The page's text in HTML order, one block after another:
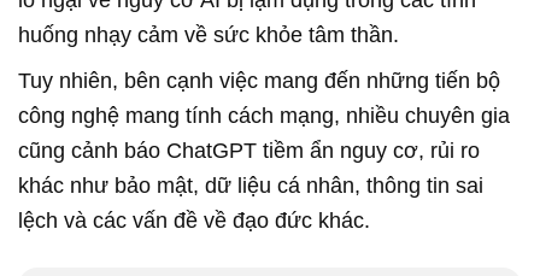
huống nhạy cảm về sức khỏe tâm thần.
Tuy nhiên, bên cạnh việc mang đến những tiến bộ
công nghệ mang tính cách mạng, nhiều chuyên gia
cũng cảnh báo ChatGPT tiềm ẩn nguy cơ, rủi ro
khác như bảo mật, dữ liệu cá nhân, thông tin sai
lệch và các vấn đề về đạo đức khác.